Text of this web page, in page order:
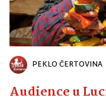
PEKLO ČERTOVINA
Audience u